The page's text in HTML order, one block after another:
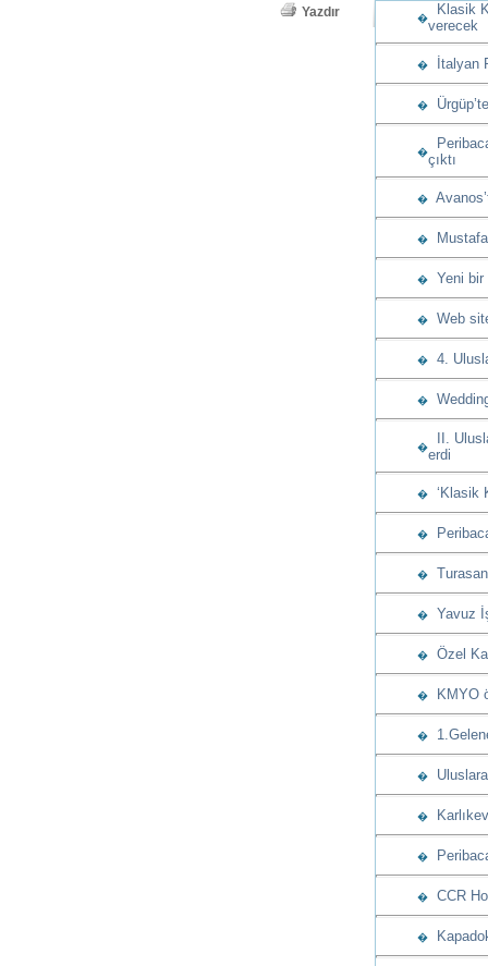
Yazdır �
Klasik
verecek
� İtalyan
�
�çıktı
�
�
� Yeni bir
� Web
� 4.
�
�
II.
erdi
� ‘Klasik
�
�
� Yavuz
� Özel
� KMYO
�
�
�
�
� CCR
�